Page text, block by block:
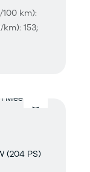
km):
153;
(204 PS)